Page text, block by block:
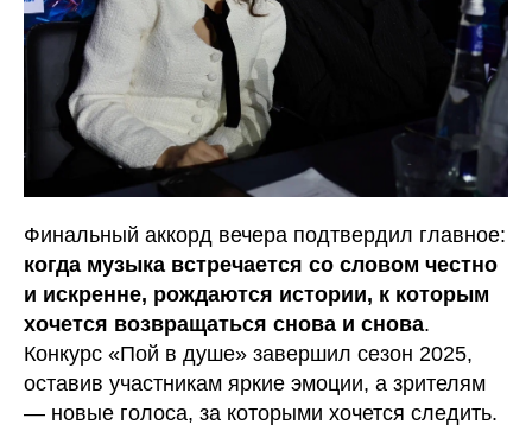
Финальный аккорд вечера подтвердил главное:
когда музыка встречается со словом честно
и искренне, рождаются истории, к которым
хочется возвращаться снова и снова.
Конкурс «Пой в душе» завершил сезон 2025,
оставив участникам яркие эмоции, а зрителям
— новые голоса, за которыми хочется следить.